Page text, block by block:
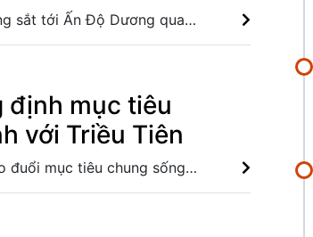
Nga đề xuất phát triển tuyến đường sắt tới Ấn Độ Dương qua Trung Á và Nam Á nhằm đa dạng hóa hành lang vận tải, giảm rủi ro từ căng thẳng tại Hormuz và thúc đẩy thương mại với Ấn Độ, châu Á. Lần đầu Nga nhập khẩu xăng từ châu Phi do thiếu hụt nguồn cung trong nước Nga: Xuất khẩu sang châu Á vượt xuất khẩu sang châu Âu gấp sáu lần Nga thúc đẩy chiến lược xoay trục sang châu Á trong cục diện mới
định mục tiêu
với Triều Tiên
Hàn Quốc khẳng định tiếp tục theo đuổi mục tiêu chung sống hòa bình với Triều Tiên và duy trì chính sách nhất quán thông qua phối hợp liên ngành, giữa lúc căng thẳng trên bán đảo Triều Tiên gia tăng. Hàn Quốc xác nhận Triều Tiên phóng ít nhất 1 tên lửa đạn đạo tầm ngắn Tổng thống Hàn Quốc nhấn mạnh duy trì hòa bình trên bán đảo Triều Tiên Hàn Quốc sơ tán người dân sau khi phát hiện vật thể bay gần biên giới liên Triều